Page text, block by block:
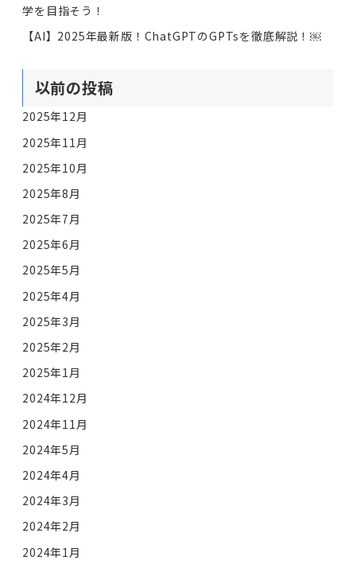
学を目指そう！
【AI】2025年最新版！ChatGPTのGPTsを徹底解説！￼
以前の投稿
2025年12月
2025年11月
2025年10月
2025年8月
2025年7月
2025年6月
2025年5月
2025年4月
2025年3月
2025年2月
2025年1月
2024年12月
2024年11月
2024年5月
2024年4月
2024年3月
2024年2月
2024年1月